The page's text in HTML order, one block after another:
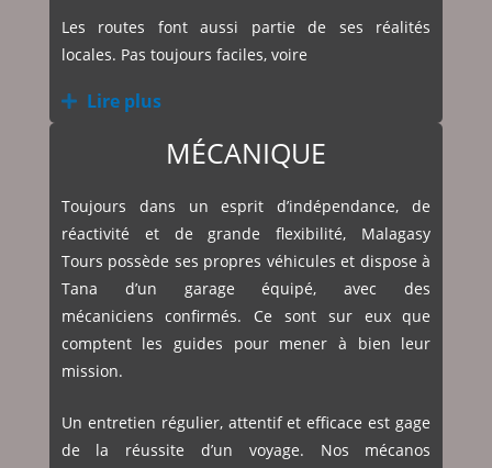
Les routes font aussi partie de ses réalités
locales. Pas toujours faciles, voire
Lire plus
MÉCANIQUE
Toujours dans un esprit d’indépendance, de
réactivité et de grande flexibilité, Malagasy
Tours possède ses propres véhicules et dispose à
Tana d’un garage équipé, avec des
mécaniciens confirmés. Ce sont sur eux que
comptent les guides pour mener à bien leur
mission.
Un entretien régulier, attentif et efficace est gage
de la réussite d’un voyage. Nos mécanos